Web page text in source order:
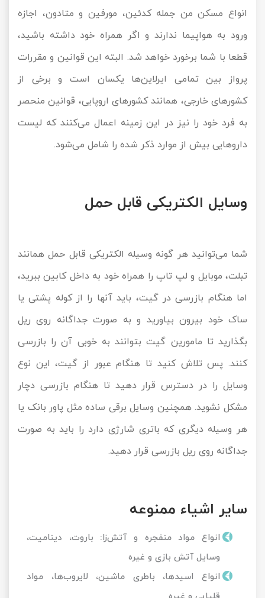
انواع مسکن من جمله کدئین، مورفین و متادون، اجازه
ورود به هواپیما ندارند و اگر همراه خود داشته باشید،
قطعا با شما برخورد خواهد شد. البته این قوانین و مقررات
پرواز بین تمامی ایرلاین‌ها یکسان است و برخی از
کشورهای خارجی، همانند کشورهای اروپایی، قوانین منحصر
به فرد خود را نیز در این زمینه اعمال می‌کنند که لیست
داروهایی بیش از موارد ذکر شده را شامل می‌شود.
وسایل الکتریکی قابل حمل
شما می‌توانید هر گونه وسیله الکتریکی قابل حمل همانند
تبلت، موبایل و لپ تاپ را همراه خود به داخل کابین ببرید،
اما هنگام بازرسی در گیت، باید آنها را از کوله پشتی یا
ساک خود بیرون بیاورید و به صورت جداگانه روی ریل
بگذارید تا مامورین گیت بتوانند به خوبی آن را بازرسی
کنند. پس تلاش کنید تا هنگام عبور از گیت، این نوع
وسایل را در دسترس قرار دهید تا هنگام بازرسی دچار
مشکل نشوید. همچنین وسایل برقی ساده مثل پاور بانک یا
هر وسیله دیگری که باتری شارژی دارد را باید به صورت
جداگانه روی ریل بازرسی قرار دهید.
سایر اشیاء ممنوعه
انواع مواد منفجره و آتش‌زا: باروت، دینامیت،
وسایل آتش بازی و غیره
انواع اسیدها، باطری ماشین، لایروب‌ها، مواد